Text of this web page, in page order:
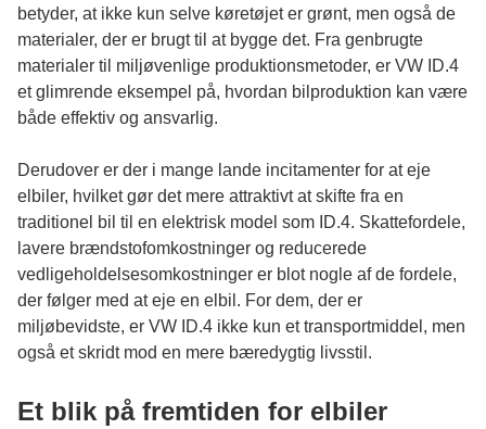
betyder, at ikke kun selve køretøjet er grønt, men også de
materialer, der er brugt til at bygge det. Fra genbrugte
materialer til miljøvenlige produktionsmetoder, er VW ID.4
et glimrende eksempel på, hvordan bilproduktion kan være
både effektiv og ansvarlig.
Derudover er der i mange lande incitamenter for at eje
elbiler, hvilket gør det mere attraktivt at skifte fra en
traditionel bil til en elektrisk model som ID.4. Skattefordele,
lavere brændstofomkostninger og reducerede
vedligeholdelsesomkostninger er blot nogle af de fordele,
der følger med at eje en elbil. For dem, der er
miljøbevidste, er VW ID.4 ikke kun et transportmiddel, men
også et skridt mod en mere bæredygtig livsstil.
Et blik på fremtiden for elbiler